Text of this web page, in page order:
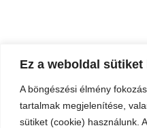
Ez a weboldal sütiket
A böngészési élmény
tartalmak megjelenítése,
sütiket (cookie) használunk.